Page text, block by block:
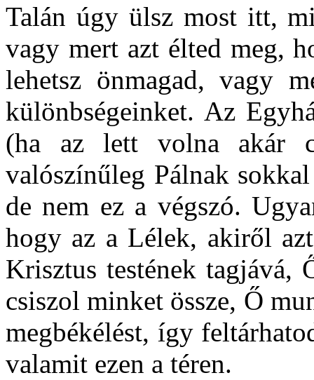
Talán úgy ülsz most itt,
vagy mert azt élted meg,
lehetsz önmagad, vagy
különbségeinket. Az
(ha az lett volna akár
valószínűleg Pálnak
de nem ez a végszó.
hogy az a Lélek, akiről
Krisztus testének tagjává,
csiszol minket össze, Ő
megbékélést, így
valamit ezen a téren.